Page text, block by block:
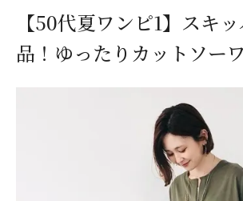
【50代夏ワンピ1】スキ
品！ゆったりカットソー